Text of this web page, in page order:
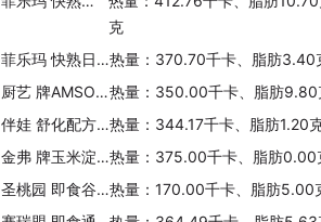
克
菲乐玛 快熟日式意面热量：370.70千卡、脂肪3.40
厨艺 牌AMSONETTE烟肉芝士汁意粉热量：350.00千卡、脂肪9.80
伴娃 舒化配方五谷杂粮营养面热量：344.17千卡、脂肪1.20
金弗 牌玉米淀粉热量：375.00千卡、脂肪
圣桃园 即食谷粒杂豆热量：170.00千卡、脂肪